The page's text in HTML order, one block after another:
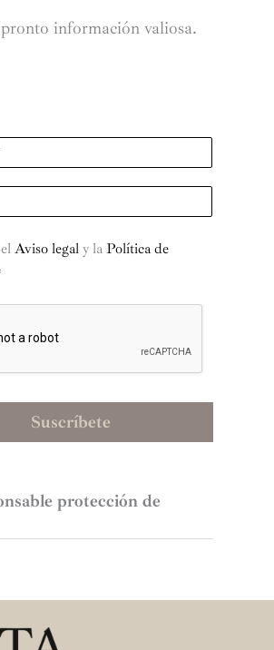
información valiosa.
Aviso legal y la Política de
Suscríbete
protección de